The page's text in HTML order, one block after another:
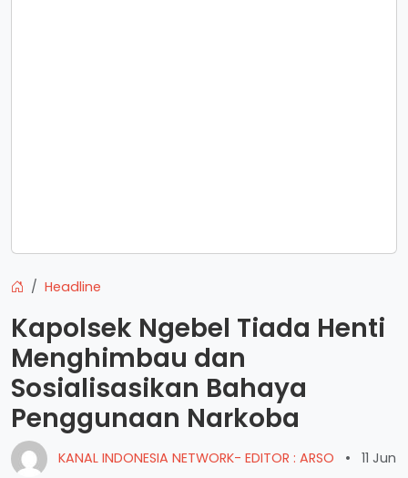
Headline
Kapolsek Ngebel Tiada Henti
Menghimbau dan
Sosialisasikan Bahaya
Penggunaan Narkoba
KANAL INDONESIA NETWORK- EDITOR : ARSO •
11 Jun